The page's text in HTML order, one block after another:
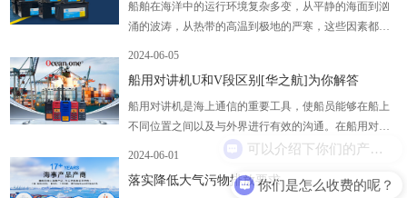
船舶在海洋中的运行环境复杂多变，从平静的海面到汹
涌的波涛，从热带的高温到极地的严寒，这些因素都对
的倾斜、振动和摇摆，同时在高低温、潮湿和
2024-06-05
船用对讲机U和V段区别[华之航]为你解答
船用对讲机是海上通信的重要工具，使船员能够在船上
不同位置之间以及与外界进行有效的沟通。在船用对讲
机中，U段和V段是两种常见的频率段，它们各自有不同
2024-06-01
落实降低大气污物排放要求你们是怎么收费的呢？